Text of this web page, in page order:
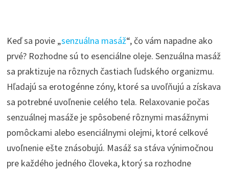
Keď sa povie „senzuálna masáž“, čo vám napadne ako
prvé? Rozhodne sú to esenciálne oleje. Senzuálna masáž
sa praktizuje na rôznych častiach ľudského organizmu.
Hľadajú sa erotogénne zóny, ktoré sa uvoľňujú a získava
sa potrebné uvoľnenie celého tela. Relaxovanie počas
senzuálnej masáže je spôsobené rôznymi masážnymi
pomôckami alebo esenciálnymi olejmi, ktoré celkové
uvoľnenie ešte znásobujú. Masáž sa stáva výnimočnou
pre každého jedného človeka, ktorý sa rozhodne